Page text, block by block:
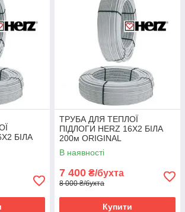
БІЛА
ТРУБА ДЛЯ ТЕПЛОЇ
ПІДЛОГИ HERZ 16X2 БІЛА
200м ORIGINAL
В наявності
7 400 ₴/бухта
8 000 ₴/бухта
Купити